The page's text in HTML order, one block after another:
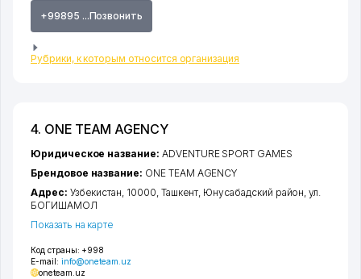
+99895 ...Позвонить
Рубрики, к которым относится организация
4. ONE TEAM AGENCY
Код страны: +998
E-mail: info@oneteam.uz
oneteam.uz
Юридическое название: ADVENTURE SPORT GAMES
Брендовое название: ONE TEAM AGENCY
Адрес: Узбекистан, 10000, Ташкент Юнусабадский район ,ул.
БОГИШАМОЛ
Показать на карте